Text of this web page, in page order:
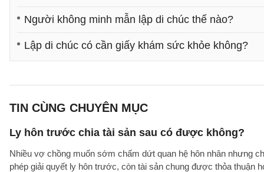
Người không minh mẫn lập di chúc thế nào?
Lập di chúc có cần giấy khám sức khỏe không?
TIN CÙNG CHUYÊN MỤC
Ly hôn trước chia tài sản sau có được không?
Nhiều vợ chồng muốn sớm chấm dứt quan hệ hôn nhân nhưng
phép giải quyết ly hôn trước, còn tài sản chung được thỏa thuận